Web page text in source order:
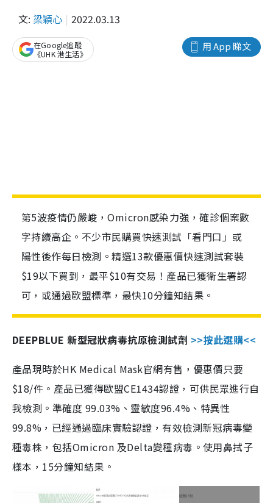
文: 梁穎心 2022.03.13
用 App 睇文
在Google追蹤
《UHK 港生活》
第5波疫情仍嚴峻，Omicron感染力強，確診個案數
字持續高企。不少市民購買快速測試「看門口」或
陽性後作每日檢測。精選13款優惠價快速測試套裝
$19以下買到，最平$10有交易！產品已獲衛生署認
可，或通過歐盟標準，最快10分鐘知結果。
DEEPBLUE 新型冠狀病毒抗原檢測試劑 >>按此選購<<
產品現時於HK Medical Mask官網有售，優惠價只要
$18/件。產品已獲得歐盟CE1434認證，可供民眾進行自
我檢測。準確度 99.03%、靈敏度96.4%、特異性
99.8%，已經通過臨床實驗認證，有效檢測新冠病毒變
種毒株，包括Omicron 及Delta變種病毒。使用鼻拭子
樣本，15分鐘知結果。